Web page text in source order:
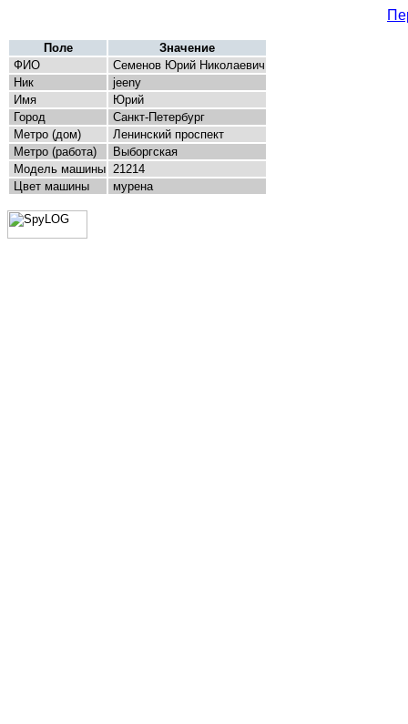
Поле
Значение
ФИО
Семенов Юрий Николаевич
Ник
jeeny
Имя
Юрий
Город
Санкт-Петербург
Метро (дом)
Ленинский проспект
Метро (работа)
Выборгская
Модель машины 21214
Цвет машины
мурена